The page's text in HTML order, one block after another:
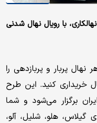
با رویال نهال شدنی
نهال پربار و پربازدهی را
رویال نهال خریداری کنید. این طرح
برگزار می‌شود و شما
گیلاس، هلو، شلیل، آلو،